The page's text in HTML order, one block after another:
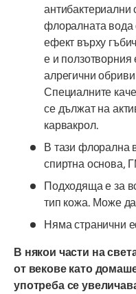
антибактериални
флоралната вода
ефект върху
е и ползотворния
алрегични
Специалните
се дължат на
карвакрол.
В тази флорална
спиртна основа,
Подходяща е за
тип кожа. Може
Няма странични
В някои части на
от векове като
употреба се